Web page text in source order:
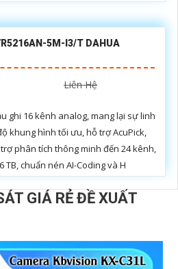
5M-I3/T DAHUA
Liên Hệ
ghi 16 kênh analog, mang lại sự linh
khung hình tối ưu, hỗ trợ AcuPick,
trợ phân tích thông minh đến 24 kênh,
TB, chuẩn nén AI-Coding và H
GIÁ RẺ ĐỀ XUẤT